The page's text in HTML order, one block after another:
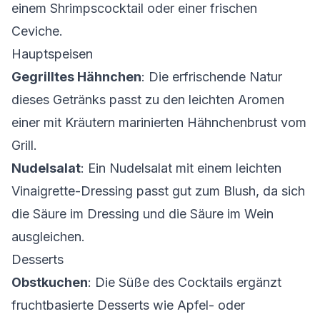
einem Shrimpscocktail oder einer frischen
Ceviche.
Hauptspeisen
Gegrilltes Hähnchen: Die erfrischende Natur
dieses Getränks passt zu den leichten Aromen
einer mit Kräutern marinierten Hähnchenbrust vom
Grill.
Nudelsalat: Ein Nudelsalat mit einem leichten
Vinaigrette-Dressing passt gut zum Blush, da sich
die Säure im Dressing und die Säure im Wein
ausgleichen.
Desserts
Obstkuchen: Die Süße des Cocktails ergänzt
fruchtbasierte Desserts wie Apfel- oder